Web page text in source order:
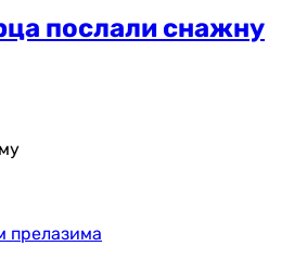
послали снажну
прелазима